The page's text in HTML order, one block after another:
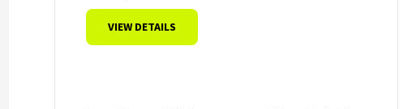
VIEW DETAILS